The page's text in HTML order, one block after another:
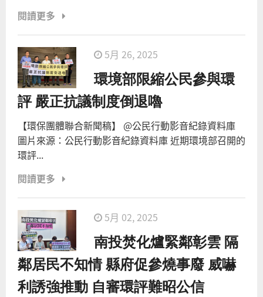
閱讀更多
5月 26, 2025
環境部限縮公民參與環
評 嚴正抗議制度倒退嚕
【環保團體聯合新聞稿】 @公民行動影音紀錄資料庫
圖片來源：公民行動影音紀錄資料庫 近期環境部召開的
環評...
閱讀更多
5月 02, 2025
南投焚化爐緊鄰彰雲 隔
鄰居民不知情 縣府促參燒事廢 威嚇
利誘強推動 自審環評難昭公信